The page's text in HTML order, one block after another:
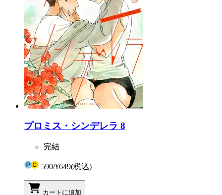
プロミス・シンデレラ 8
完結
590/¥649(税込)
カートに追加